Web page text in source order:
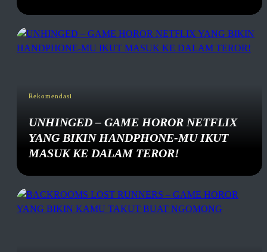
Rekomendasi
UNHINGED – GAME HOROR NETFLIX
YANG BIKIN HANDPHONE-MU IKUT
MASUK KE DALAM TEROR!